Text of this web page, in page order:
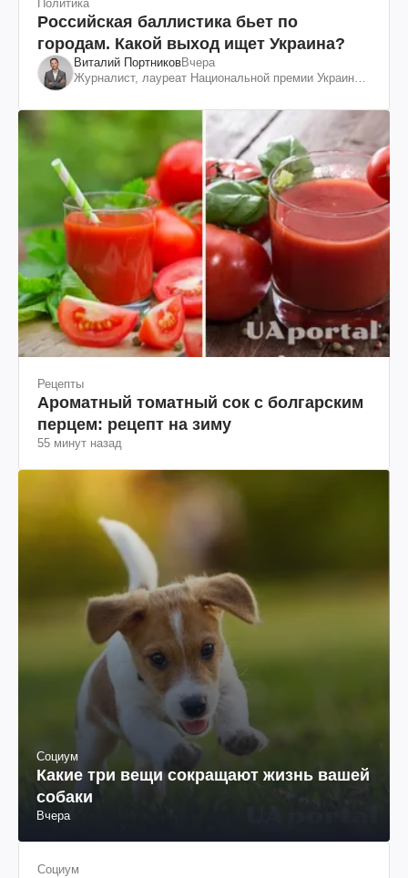
Политика
Российская баллистика бьет по
городам. Какой выход ищет Украина?
Виталий ПортниковВчера
Журналист, лауреат Национальной премии Украины
Рецепты
Ароматный томатный сок с болгарским
перцем: рецепт на зиму
55 минут назад
Социум
Какие три вещи сокращают жизнь вашей
собаки
Вчера
Социум